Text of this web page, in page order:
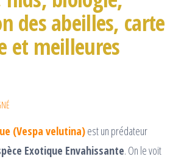
des abeilles, carte
et meilleures
(Vespa velutina)est un prédateur
Exotique Envahissante. On le voit